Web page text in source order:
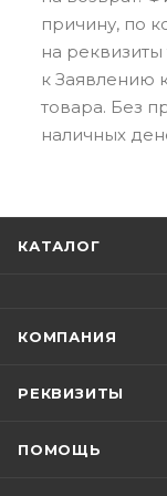
причину, по
на
к Заявлению
товара. Без
наличных
КАТАЛОГ
КОМПАНИЯ
РЕКВИЗИТЫ
ПОМОЩЬ